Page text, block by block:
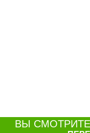
ВЫ